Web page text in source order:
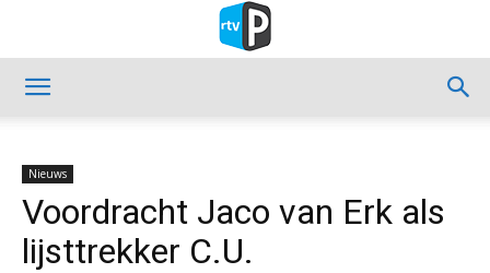
Nieuws
Voordracht Jaco van Erk als
lijsttrekker C.U.